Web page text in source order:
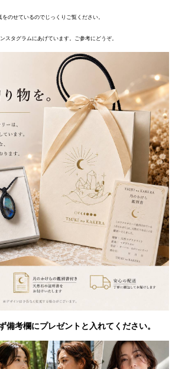
をのせているのでじっくりご覧ください。
スタグラムにあげています。ご参考にどうぞ。
備考欄にプレゼントと入れてください。